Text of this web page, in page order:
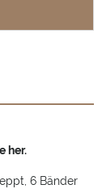
her.
6 Bänder